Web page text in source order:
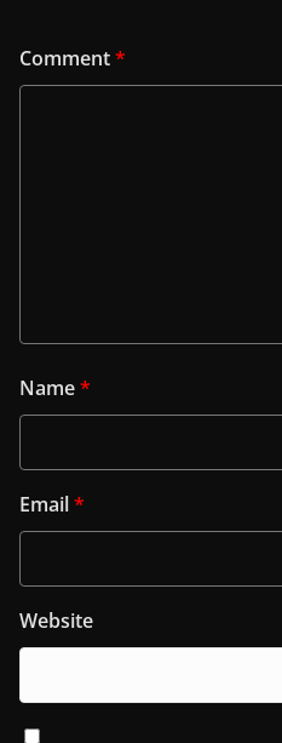
Comment*
Name*
Email*
Website